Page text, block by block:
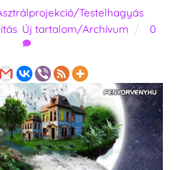
Testelhagyás,
Új tartalom/Archívum 0